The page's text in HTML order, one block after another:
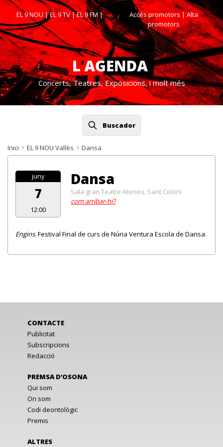
EL 9 NOU|EL 9 TV|EL 9 FM| Accés promotors| Alta
promotors
Concerts, Teatres, Exposicions, i molt més
Buscador
Inici EL 9 NOU Vallès Dansa
juny
7
12:00
Dansa
Sala gran Teatre Ateneu, Sant Celoni
com arribar-hi?
Engins. Festival Final de curs de Núria Ventura Escola de Dansa.
CONTACTE
Publicitat
Subscripcions
Redacció
PREMSA D’OSONA
Qui som
On som
Codi deontològic
Premis
ALTRES